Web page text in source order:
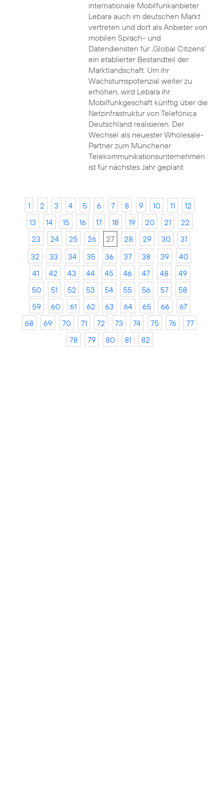
internationale Mobilfunkanbieter
Lebara auch im deutschen Markt
vertreten und dort als Anbieter von
mobilen Sprach- und
Datendiensten für ‚Global Citizens‘
ein etablierter Bestandteil der
Marktlandschaft. Um ihr
Wachstumspotenzial weiter zu
erhöhen, wird Lebara ihr
Mobilfunkgeschäft künftig über die
Netzinfrastruktur von Telefónica
Deutschland realisieren. Der
Wechsel als neuester Wholesale-
Partner zum Münchener
Telekommunikationsunternehmen
ist für nächstes Jahr geplant.
1 2 3 4 5 6 7 8 9 10 11
12
13
14 15 16 17 18 19 20 21
22
23
24 25 26 27 28 29 30
31
32
33 34 35 36 37 38 39
40
41
42 43 44 45 46 47 48
49
50
51 52 53 54 55 56 57
58
59
60 61 62 63 64 65 66
67
68
69 70 71 72 73 74 75 76
77
78
79 80 81 82